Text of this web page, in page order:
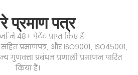
प्रमाण पत्र
ने 48+ पेटेंट प्राप्त किए हैं
प्रमाणपत्र, और ISO9001, ISO45001,
गुणवत्ता प्रबंधन प्रणाली प्रमाणन पारित
किया है।